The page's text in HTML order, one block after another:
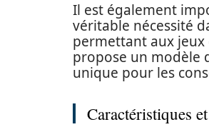
Il est également
véritable nécessité
permettant aux jeux
propose un modèle
unique pour les
Caractéristiques